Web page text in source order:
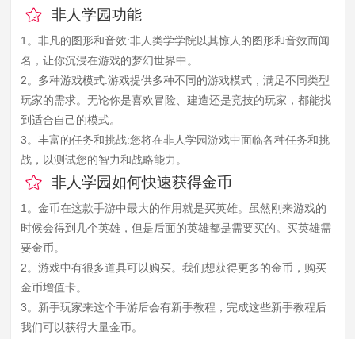
非人学园功能
1。非凡的图形和音效:非人类学学院以其惊人的图形和音效而闻
名，让你沉浸在游戏的梦幻世界中。
2。多种游戏模式:游戏提供多种不同的游戏模式，满足不同类型
玩家的需求。无论你是喜欢冒险、建造还是竞技的玩家，都能找
到适合自己的模式。
3。丰富的任务和挑战:您将在非人学园游戏中面临各种任务和挑
战，以测试您的智力和战略能力。
非人学园如何快速获得金币
1。金币在这款手游中最大的作用就是买英雄。虽然刚来游戏的
时候会得到几个英雄，但是后面的英雄都是需要买的。买英雄需
要金币。
2。游戏中有很多道具可以购买。我们想获得更多的金币，购买
金币增值卡。
3。新手玩家来这个手游后会有新手教程，完成这些新手教程后
我们可以获得大量金币。